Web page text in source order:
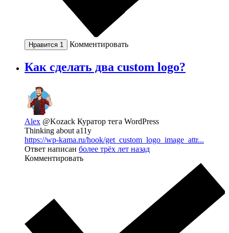
Нравится 1 Комментировать
Как сделать два custom logo?
Alex @Kozack Куратор тега WordPress
Thinking about a11y
https://wp-kama.ru/hook/get_custom_logo_image_attr...
Ответ написан более трёх лет назад
Комментировать